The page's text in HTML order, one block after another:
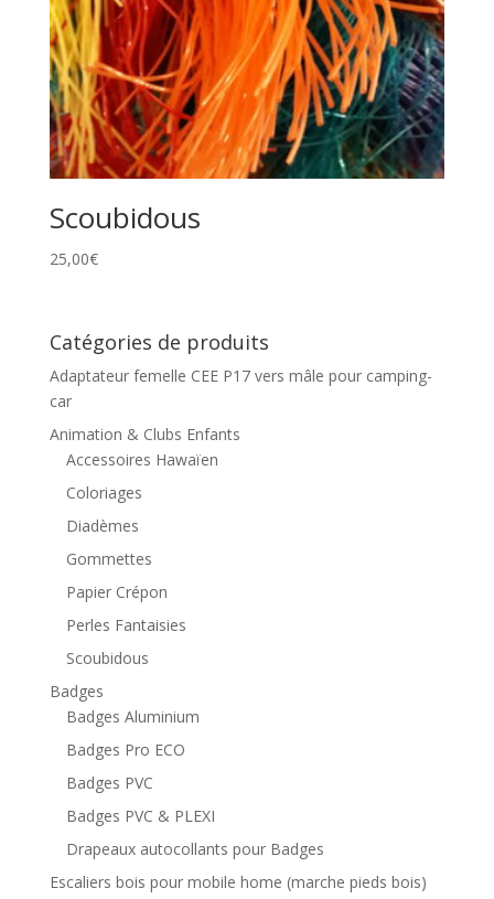
Scoubidous
25,00€
Catégories de produits
Adaptateur femelle CEE P17 vers mâle pour camping-
car
Animation & Clubs Enfants
Accessoires Hawaïen
Coloriages
Diadèmes
Gommettes
Papier Crépon
Perles Fantaisies
Scoubidous
Badges
Badges Aluminium
Badges Pro ECO
Badges PVC
Badges PVC & PLEXI
Drapeaux autocollants pour Badges
Escaliers bois pour mobile home (marche pieds bois)